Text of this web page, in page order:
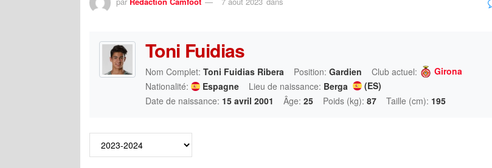
Toni Fuidias
Nom Complet: Toni Fuidias Ribera Position: Gardien Club actuel:
Girona
Nationalité:
Espagne Lieu de naissance: Berga
(ES)
Date de naissance: 15 avril 2001 Âge: 25 Poids (kg): 87 Taille (cm): 195